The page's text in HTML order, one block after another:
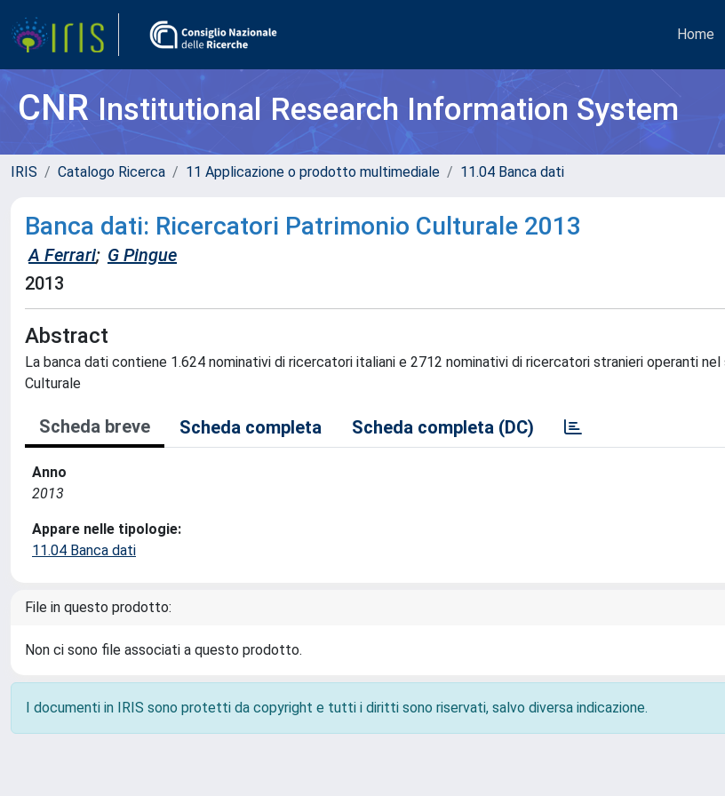
Home
CNRInstitutional Research Information System
IRIS Catalogo Ricerca 11 Applicazione o prodotto multimediale 11.04 Banca dati
Banca dati: Ricercatori Patrimonio Culturale 2013
A Ferrari; G Pingue
2013
Abstract
La banca dati contiene 1.624 nominativi di ricercatori italiani e 2712 nominativi di ricercatori stranieri operanti
Culturale
Scheda breve Scheda completa Scheda completa (DC)
Anno
2013
Appare nelle tipologie:
11.04 Banca dati
File in questo prodotto:
Non ci sono file associati a questo prodotto.
I documenti in IRIS sono protetti da copyright e tutti i diritti sono riservati, salvo diversa indicazione.